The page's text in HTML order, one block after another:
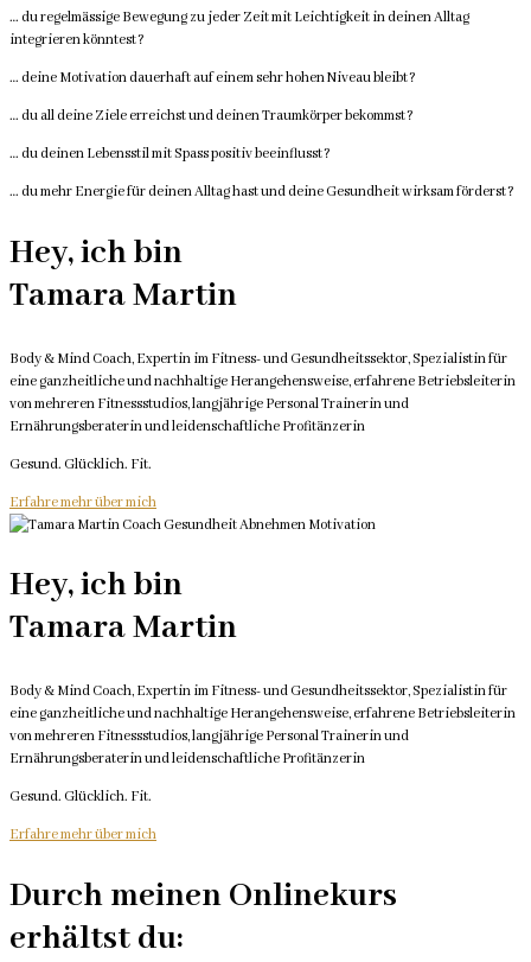
… du regelmässige Bewegung zu jeder Zeit mit Leichtigkeit in deinen Alltag
integrieren könntest?
… deine Motivation dauerhaft auf einem sehr hohen Niveau bleibt?
… du all deine Ziele erreichst und deinen Traumkörper bekommst?
… du deinen Lebensstil mit Spass positiv beeinflusst?
… du mehr Energie für deinen Alltag hast und deine Gesundheit wirksam förderst?
Hey, ich bin
Tamara Martin
Body & Mind Coach, Expertin im Fitness- und Gesundheitssektor, Spezialistin für
eine ganzheitliche und nachhaltige Herangehensweise, erfahrene Betriebsleiterin
von mehreren Fitnessstudios, langjährige Personal Trainerin und
Ernährungsberaterin und leidenschaftliche Profitänzerin
Gesund. Glücklich. Fit.
Erfahre mehr über mich
Hey, ich bin
Tamara Martin
Body & Mind Coach, Expertin im Fitness- und Gesundheitssektor, Spezialistin für
eine ganzheitliche und nachhaltige Herangehensweise, erfahrene Betriebsleiterin
von mehreren Fitnessstudios, langjährige Personal Trainerin und
Ernährungsberaterin und leidenschaftliche Profitänzerin
Gesund. Glücklich. Fit.
Erfahre mehr über mich
Durch meinen Onlinekurs
erhältst du: